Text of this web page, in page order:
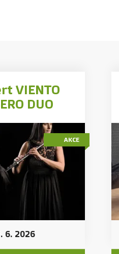
VIENTO
DUO
AKCE
6. 2026